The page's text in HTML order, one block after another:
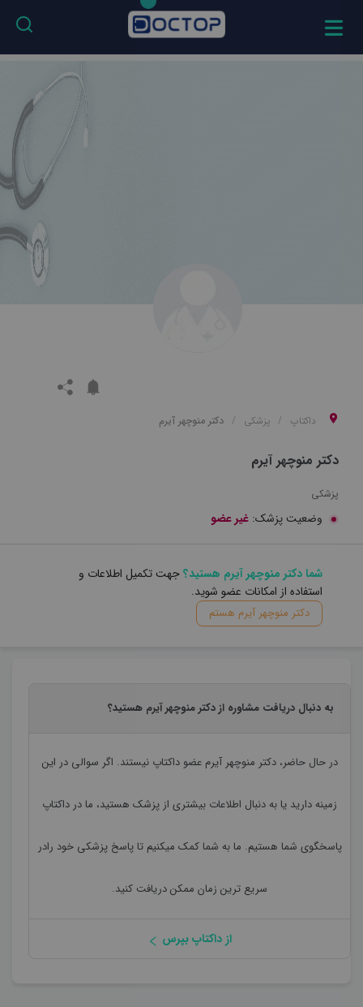
داکتاپ پزشکی دکتر منوچهر آیرم
دکتر منوچهر آیرم
پزشکی
وضعیت پزشک: غیر عضو
شما دکتر منوچهر آیرم هستید؟جهت تکمیل اطلاعات و
استفاده از امکانات عضو شوید.
دکتر منوچهر آیرم هستم
به دنبال دریافت مشاوره از دکتر منوچهر آیرم هستید؟
در حال حاضر،دکتر منوچهر آیرم عضو داکتاپ نیستند. اگر سوالی در این
زمینه دارید یا به دنبال اطلاعات بیشتری از پزشک هستید، ما در داکتاپ
پاسخگوی شما هستیم. ما به شما کمک میکنیم تا پاسخ پزشکی خود رادر
سریع ترین زمان ممکن دریافت کنید.
از داکتاپ بپرس